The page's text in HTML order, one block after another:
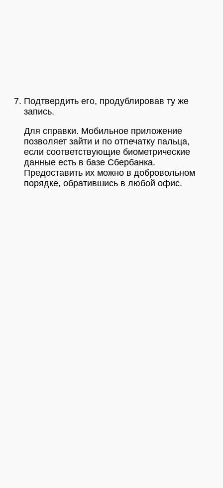
Подтвердить его, продублировав ту же
запись.
Для справки. Мобильное приложение
позволяет зайти и по отпечатку пальца,
если соответствующие биометрические
данные есть в базе Сбербанка.
Предоставить их можно в добровольном
порядке, обратившись в любой офис.